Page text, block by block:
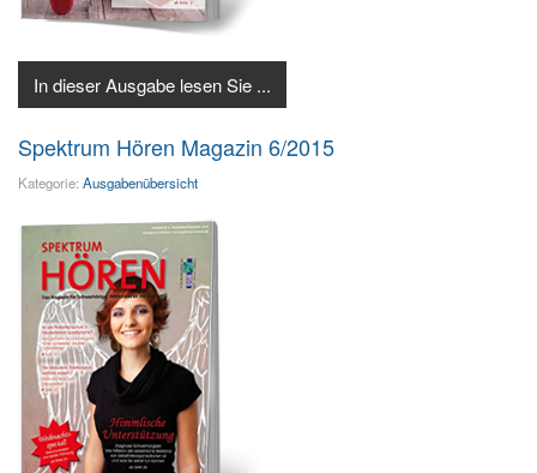
In dieser Ausgabe lesen Sie ...
Spektrum Hören Magazin 6/2015
Kategorie: Ausgabenübersicht